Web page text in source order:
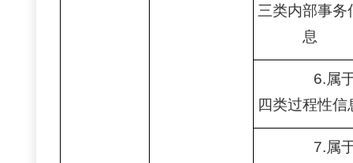
三类内部事务
息
6.属
四类过程性信
7.属